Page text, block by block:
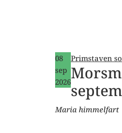
08
sep
2026
Primstaven
Maria himmelfart